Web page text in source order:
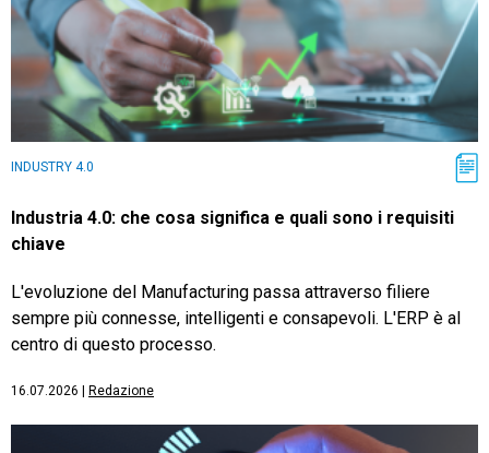
INDUSTRY 4.0
Industria 4.0: che cosa significa e quali sono i requisiti
chiave
L'evoluzione del Manufacturing passa attraverso filiere
sempre più connesse, intelligenti e consapevoli. L'ERP è al
centro di questo processo.
16.07.2026 | Redazione